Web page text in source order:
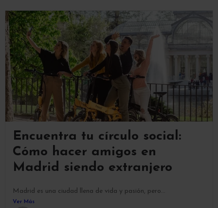
Encuentra tu círculo social:
Cómo hacer amigos en
Madrid siendo extranjero
Madrid es una ciudad llena de vida y pasión, pero...
Ver Más